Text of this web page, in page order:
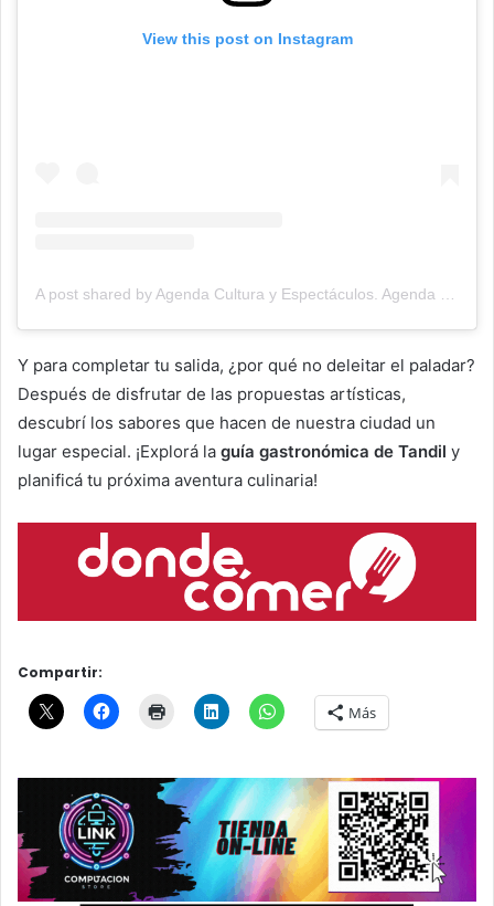
View this post on Instagram
Y para completar tu salida, ¿por qué no deleitar el paladar?
Después de disfrutar de las propuestas artísticas,
descubrí los sabores que hacen de nuestra ciudad un
lugar especial. ¡Explorá la guía gastronómica de Tandil y
planificá tu próxima aventura culinaria!
Compartir:
Más